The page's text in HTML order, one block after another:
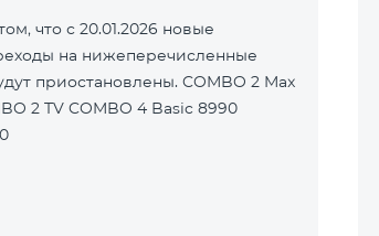
что с 20.01.2026 новые
на нижеперечисленные
приостановлены. COMBO 2 Max
2 TV COMBO 4 Basic 8990